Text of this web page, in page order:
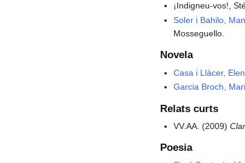
¡Indigneu-vos!,
Soler i Bahilo,
Mosseguello.
Novela
Casa i Llàcer,
Garcia Broch,
Relats curts
VV.AA. (2009)
Poesia